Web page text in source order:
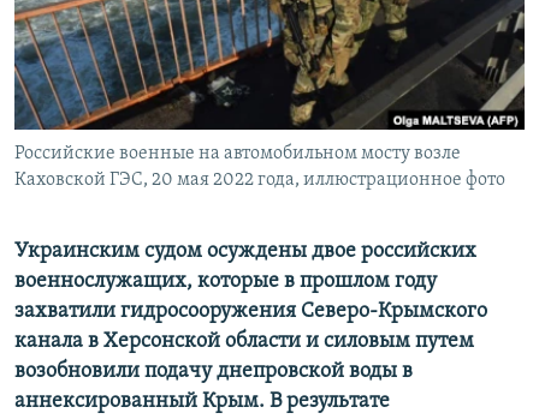
ELIFBE
УКРАИНСКАЯ ПРОБЛЕМА КРЫМА
Все сайты RFE/RL
Российские военные на автомобильном мосту возле
Каховской ГЭС, 20 мая 2022 года, иллюстрационное фото
Украинским судом осуждены двое российских
военнослужащих, которые в прошлом году
захватили гидросооружения Северо-Крымского
канала в Херсонской области и силовым путем
возобновили подачу днепровской воды в
аннексированный Крым. В результате